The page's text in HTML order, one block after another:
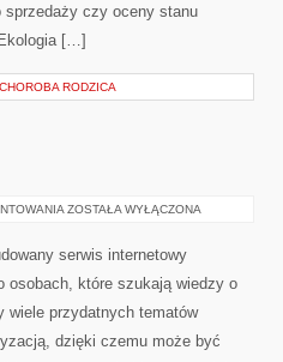
sprzedaży czy oceny stanu
[…]
RODZICA
PRZEPISY
ZOSTAŁA WYŁĄCZONA
serwis internetowy
osobach, które szukają wiedzy o
wiele przydatnych tematów
dzięki czemu może być